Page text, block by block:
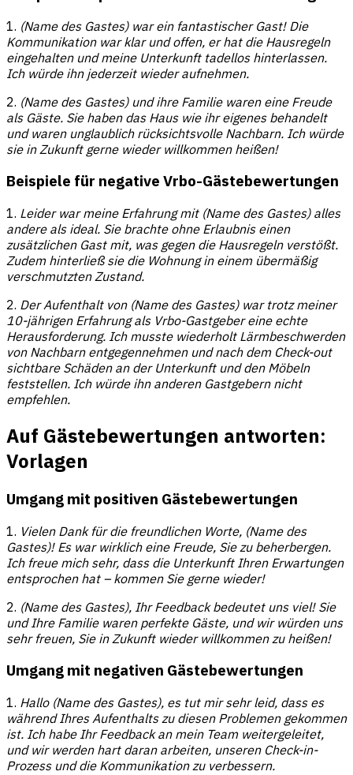
1. (Name des Gastes) war ein fantastischer Gast! Die
Kommunikation war klar und offen, er hat die Hausregeln
eingehalten und meine Unterkunft tadellos hinterlassen.
Ich würde ihn jederzeit wieder aufnehmen.
2. (Name des Gastes) und ihre Familie waren eine Freude
als Gäste. Sie haben das Haus wie ihr eigenes behandelt
und waren unglaublich rücksichtsvolle Nachbarn. Ich würde
sie in Zukunft gerne wieder willkommen heißen!
Beispiele für negative Vrbo-Gästebewertungen
1. Leider war meine Erfahrung mit (Name des Gastes) alles
andere als ideal. Sie brachte ohne Erlaubnis einen
zusätzlichen Gast mit, was gegen die Hausregeln verstößt.
Zudem hinterließ sie die Wohnung in einem übermäßig
verschmutzten Zustand.
2. Der Aufenthalt von (Name des Gastes) war trotz meiner
10-jährigen Erfahrung als Vrbo-Gastgeber eine echte
Herausforderung. Ich musste wiederholt Lärmbeschwerden
von Nachbarn entgegennehmen und nach dem Check-out
sichtbare Schäden an der Unterkunft und den Möbeln
feststellen. Ich würde ihn anderen Gastgebern nicht
empfehlen.
Auf Gästebewertungen antworten:
Vorlagen
Umgang mit positiven Gästebewertungen
1. Vielen Dank für die freundlichen Worte, (Name des
Gastes)! Es war wirklich eine Freude, Sie zu beherbergen.
Ich freue mich sehr, dass die Unterkunft Ihren Erwartungen
entsprochen hat – kommen Sie gerne wieder!
2. (Name des Gastes), Ihr Feedback bedeutet uns viel! Sie
und Ihre Familie waren perfekte Gäste, und wir würden uns
sehr freuen, Sie in Zukunft wieder willkommen zu heißen!
Umgang mit negativen Gästebewertungen
1. Hallo (Name des Gastes), es tut mir sehr leid, dass es
während Ihres Aufenthalts zu diesen Problemen gekommen
ist. Ich habe Ihr Feedback an mein Team weitergeleitet,
und wir werden hart daran arbeiten, unseren Check-in-
Prozess und die Kommunikation zu verbessern.